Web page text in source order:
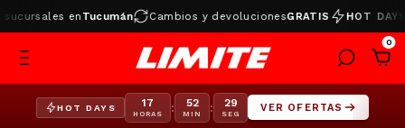
enTucumán Cambios y devolucionesGRATIS HOT
0
HOT DAYS 17
HORAS : 52
MIN : 29
SEG
VER OFERTAS